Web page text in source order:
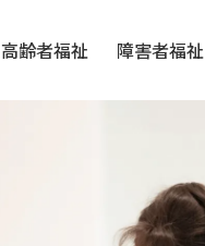
高齢者福祉 障害者福祉